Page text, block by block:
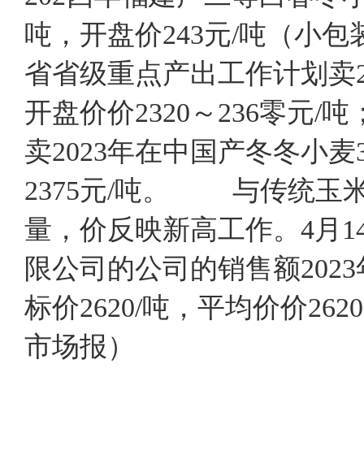
吨，开盘价243元/吨（小
省省级重点产出工作计划
开盘价价2320～236零元/
卖2023年在中国产冬冬小
2375元/吨。 与传统玉米
量，价反映新高工作。4月
限公司的公司的销售额
标价2620/吨，平均价价
市场报）